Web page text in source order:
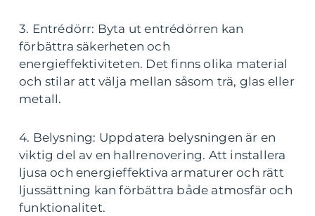
3. Entrédörr: Byta ut entrédörren kan
förbättra säkerheten och
energieffektiviteten. Det finns olika material
och stilar att välja mellan såsom trä, glas eller
metall.
4. Belysning: Uppdatera belysningen är en
viktig del av en hallrenovering. Att installera
ljusa och energieffektiva armaturer och rätt
ljussättning kan förbättra både atmosfär och
funktionalitet.